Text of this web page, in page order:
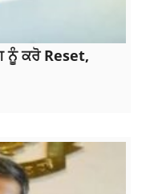
ਨੂੰ ਕਰੋ Reset,